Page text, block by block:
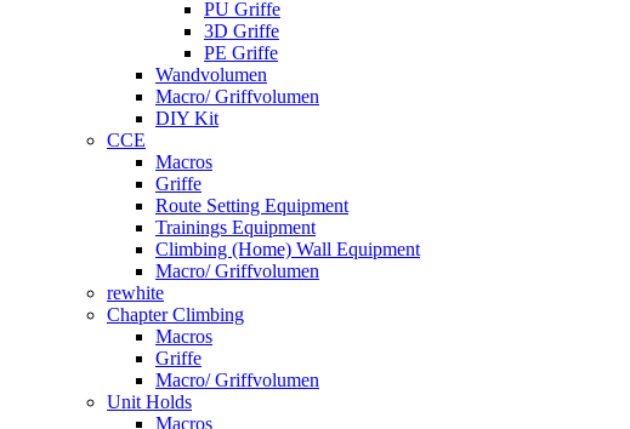
PU Griffe
3D Griffe
PE Griffe
Wandvolumen
Macro/ Griffvolumen
DIY Kit
CCE
Macros
Griffe
Route Setting Equipment
Trainings Equipment
Climbing (Home) Wall Equipment
Macro/ Griffvolumen
rewhite
Chapter Climbing
Macros
Griffe
Macro/ Griffvolumen
Unit Holds
Macros